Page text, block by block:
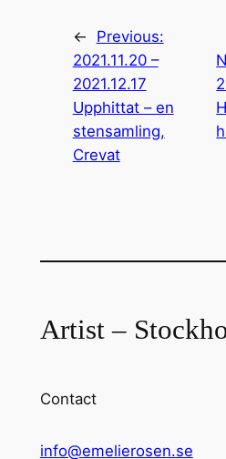
←
Previous:
2021.11.20 –
2021.12.17
Upphittat – en
stensamling,
Crevat
Artist –
Contact
info@emelierosen.se